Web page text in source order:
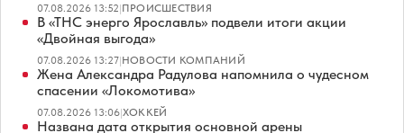
07.08.2026 13:52|ПРОИСШЕСТВИЯ
В «ТНС энерго Ярославль» подвели итоги акции
«Двойная выгода»
07.08.2026 13:27|НОВОСТИ КОМПАНИЙ
Жена Александра Радулова напомнила о чудесном
спасении «Локомотива»
07.08.2026 13:06|ХОККЕЙ
Названа дата открытия основной арены